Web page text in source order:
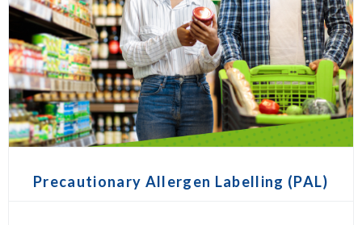
Precautionary Allergen Labelling (PAL)